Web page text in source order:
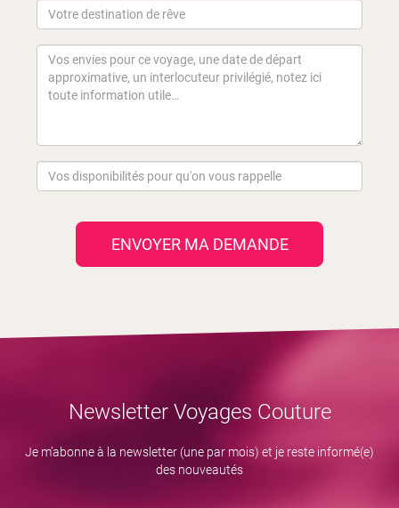
ENVOYER MA DEMANDE
Newsletter Voyages Couture
Je m’abonne à la newsletter (une par mois) et je reste informé(e)
des nouveautés